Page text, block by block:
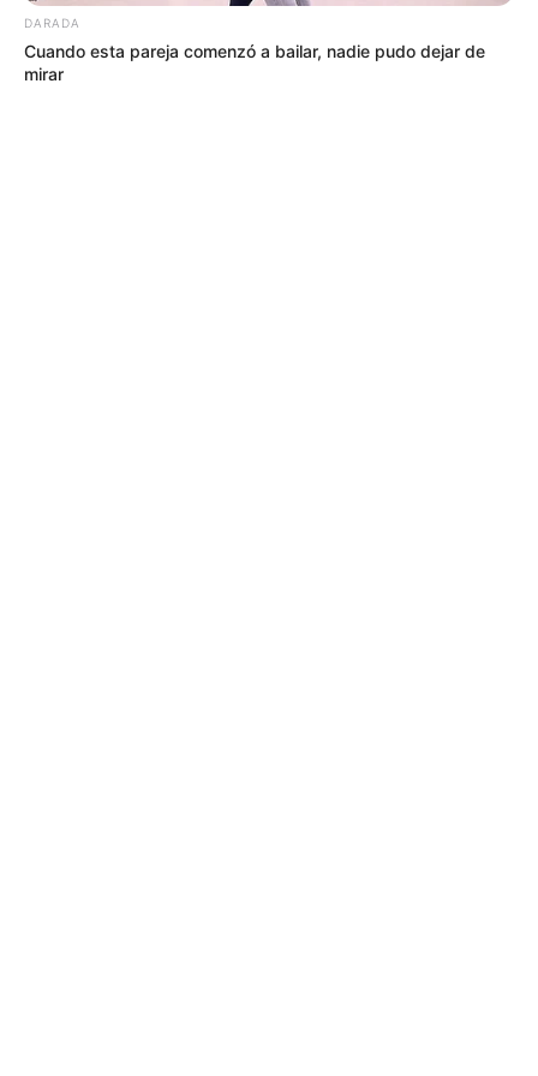
DARADA
Cuando esta pareja comenzó a bailar, nadie pudo dejar de
mirar